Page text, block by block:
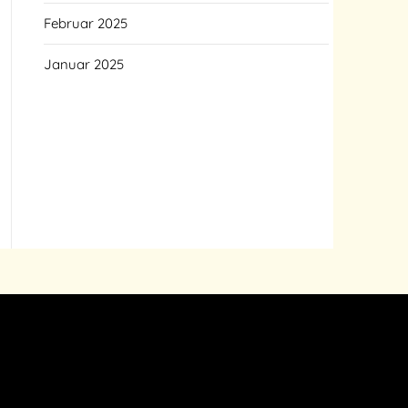
Februar 2025
Januar 2025